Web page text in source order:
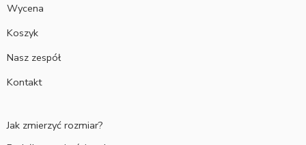
Wycena
Koszyk
Nasz zespół
Kontakt
Jak zmierzyć rozmiar?